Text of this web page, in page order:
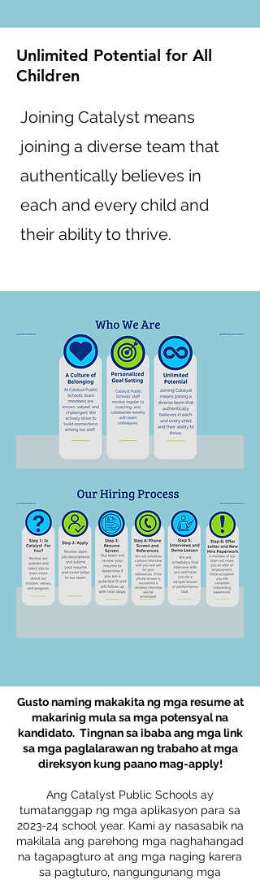
Unlimited Potential for All
Children
Joining Catalyst means
joining a diverse team that
authentically believes in
each and every child and
their ability to thrive.
Gusto naming makakita ng mga resume at
makarinig mula sa mga potensyal na
kandidato. Tingnan sa ibaba ang mga link
sa mga paglalarawan ng trabaho at mga
direksyon kung paano mag-apply!
Ang Catalyst Public Schools ay
tumatanggap ng mga aplikasyon para sa
2023-24 school year. Kami ay nasasabik na
makilala ang parehong mga naghahangad
na tagapagturo at ang mga naging karera
sa pagtuturo, nangungunang mga